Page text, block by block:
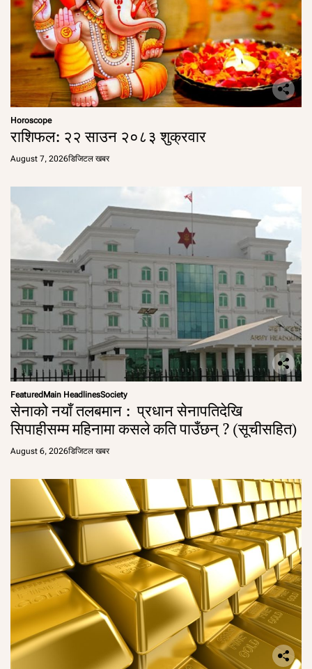
Horoscope
राशिफल: २२ साउन २०८३ शुक्रवार
August 7, 2026डिजिटल खबर
Featured Main HeadlinesSociety
सेनाको नयाँ तलबमान : प्रधान सेनापतिदेखि
सिपाहीसम्म महिनामा कसले कति पाउँछन् ? (सूचीसहित)
August 6, 2026डिजिटल खबर